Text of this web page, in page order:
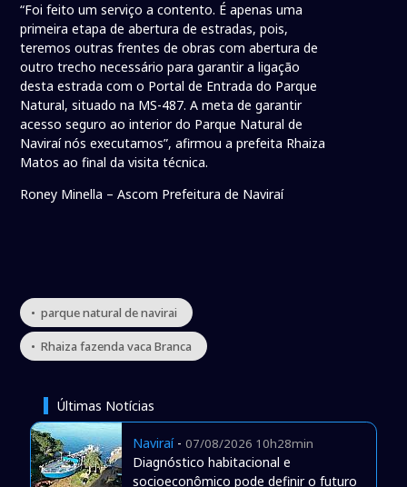
“Foi feito um serviço a contento. É apenas uma
primeira etapa de abertura de estradas, pois,
teremos outras frentes de obras com abertura de
outro trecho necessário para garantir a ligação
desta estrada com o Portal de Entrada do Parque
Natural, situado na MS-487. A meta de garantir
acesso seguro ao interior do Parque Natural de
Naviraí nós executamos”, afirmou a prefeita Rhaiza
Matos ao final da visita técnica.
Roney Minella – Ascom Prefeitura de Naviraí
• parque natural de navirai
• Rhaiza fazenda vaca Branca
Últimas Notícias
Naviraí- 07/08/2026 10h28min
Diagnóstico habitacional e
socioeconômico pode definir o futuro